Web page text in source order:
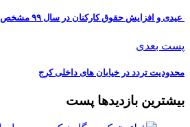
️ عیدی و افزایش حقوق کارکنان در سال ۹۹ مشخص شد
پست بعدی
محدودیت تردد در خیابان های داخلی کرج
بیشترین بازدیدها پست